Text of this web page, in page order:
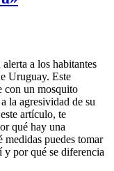
a los habitantes
Uruguay. Este
con un mosquito
la agresividad de su
artículo, te
qué hay una
puedes tomar
y por qué se diferencia